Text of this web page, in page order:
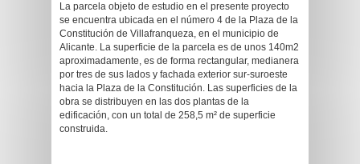
La parcela objeto de estudio en el presente proyecto
se encuentra ubicada en el número 4 de la Plaza de la
Constitución de Villafranqueza, en el municipio de
Alicante. La superficie de la parcela es de unos 140m2
aproximadamente, es de forma rectangular, medianera
por tres de sus lados y fachada exterior sur-suroeste
hacia la Plaza de la Constitución. Las superficies de la
obra se distribuyen en las dos plantas de la
edificación, con un total de 258,5 m² de superficie
construida.